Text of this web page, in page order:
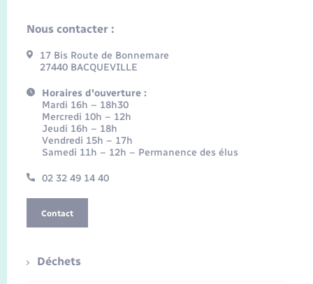
Nous contacter :
17 Bis Route de Bonnemare
27440 BACQUEVILLE
Horaires d'ouverture :
Mardi 16h – 18h30
Mercredi 10h – 12h
Jeudi 16h – 18h
Vendredi 15h – 17h
Samedi 11h – 12h – Permanence des élus
02 32 49 14 40
Contact
Déchets